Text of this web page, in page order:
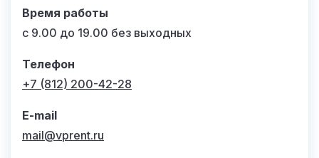
Время работы
с 9.00 до 19.00 без выходных
Телефон
+7 (812) 200-42-28
E-mail
mail@vprent.ru